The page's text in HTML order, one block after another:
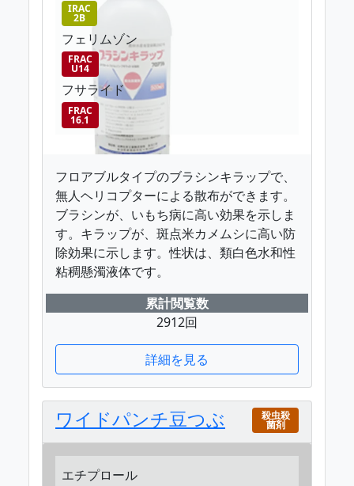
IRAC
2B
フェリムゾン
FRAC
U14
フサライド
FRAC
16.1
フロアブルタイプのブラシンキラップで、
無人ヘリコプターによる散布ができます。
ブラシンが、いもち病に高い効果を示しま
す。キラップが、斑点米カメムシに高い防
除効果に示します。性状は、類白色水和性
粘稠懸濁液体です。
累計閲覧数
2912回
詳細を見る
ワイドパンチ豆つぶ 殺虫殺
菌剤
エチプロール